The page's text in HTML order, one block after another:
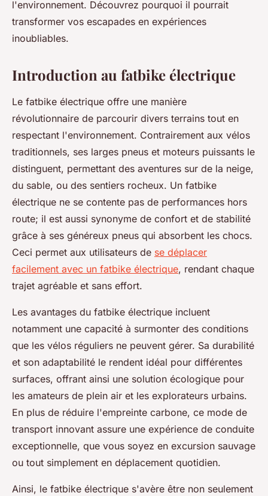
l'environnement. Découvrez pourquoi il pourrait
transformer vos escapades en expériences
inoubliables.
Introduction au fatbike électrique
Le fatbike électrique offre une manière
révolutionnaire de parcourir divers terrains tout en
respectant l'environnement. Contrairement aux vélos
traditionnels, ses larges pneus et moteurs puissants le
distinguent, permettant des aventures sur de la neige,
du sable, ou des sentiers rocheux. Un fatbike
électrique ne se contente pas de performances hors
route; il est aussi synonyme de confort et de stabilité
grâce à ses généreux pneus qui absorbent les chocs.
Ceci permet aux utilisateurs de se déplacer
facilement avec un fatbike électrique, rendant chaque
trajet agréable et sans effort.
Les avantages du fatbike électrique incluent
notamment une capacité à surmonter des conditions
que les vélos réguliers ne peuvent gérer. Sa durabilité
et son adaptabilité le rendent idéal pour différentes
surfaces, offrant ainsi une solution écologique pour
les amateurs de plein air et les explorateurs urbains.
En plus de réduire l'empreinte carbone, ce mode de
transport innovant assure une expérience de conduite
exceptionnelle, que vous soyez en excursion sauvage
ou tout simplement en déplacement quotidien.
Ainsi, le fatbike électrique s'avère être non seulement